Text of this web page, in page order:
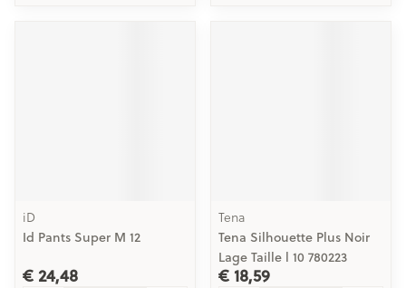
iD
Id Pants Super M 12
€ 24,48
Tena
Tena Silhouette Plus Noir
Lage Taille l 10 780223
€ 18,59